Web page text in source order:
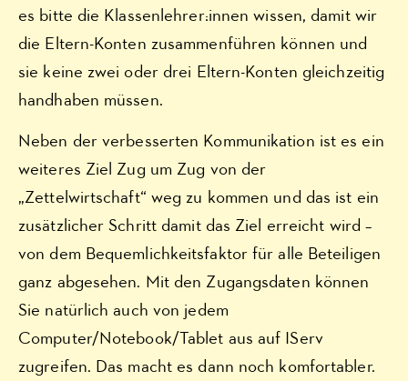
es bitte die Klassenlehrer:innen wissen, damit wir
die Eltern-Konten zusammenführen können und
sie keine zwei oder drei Eltern-Konten gleichzeitig
handhaben müssen.
Neben der verbesserten Kommunikation ist es ein
weiteres Ziel Zug um Zug von der
„Zettelwirtschaft“ weg zu kommen und das ist ein
zusätzlicher Schritt damit das Ziel erreicht wird –
von dem Bequemlichkeitsfaktor für alle Beteiligen
ganz abgesehen. Mit den Zugangsdaten können
Sie natürlich auch von jedem
Computer/Notebook/Tablet aus auf IServ
zugreifen. Das macht es dann noch komfortabler.